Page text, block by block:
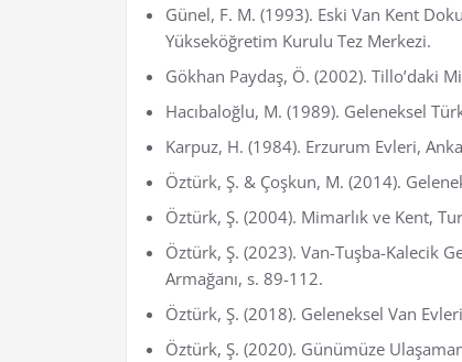
Günel, F. M. (1993). Eski Van Kent
Yükseköğretim Kurulu Tez Merkezi.
Gökhan Paydaş, Ö. (2002). Tillo’daki
Hacıbaloğlu, M. (1989). Geleneksel
Karpuz, H. (1984). Erzurum Evleri,
Öztürk, Ş. & Çoşkun, M. (2014).
Öztürk, Ş. (2004). Mimarlık ve Kent,
Öztürk, Ş. (2023). Van-Tuşba-Kalecik
Armağanı, s. 89-112.
Öztürk, Ş. (2018). Geleneksel Van
Öztürk, Ş. (2020). Günümüze